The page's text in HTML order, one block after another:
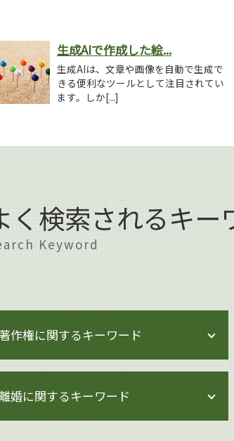
生成AIで作成した絵...
生成AIは、文章や画像を自動で生成で
きる便利なツールとして注目されてい
ます。しか[...]
く検索されるキー
Keyword
著作権に関するキーワード
著作権 注意書き 例文
婚に関するキーワード